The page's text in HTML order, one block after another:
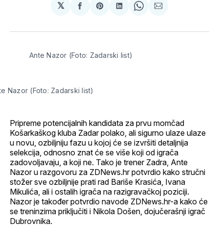
𝕏
podijeliSharepodijeliSharepodijeli
Ante Nazor (Foto: Zadarski list)
Nazor (Foto: Zadarski list)
Pripreme potencijalnih kandidata za prvu momčad
Košarkaškog kluba Zadar polako, ali sigurno ulaze ulaze
u novu, ozbiljniju fazu u kojoj će se izvršiti detaljnija
selekcija, odnosno znat će se više koji od igrača
zadovoljavaju, a koji ne. Tako je trener Zadra, Ante
Nazor u razgovoru za ZDNews.hr potvrdio kako stručni
stožer sve ozbiljnije prati rad Bariše Krasića, Ivana
Mikulića, ali i ostalih igrača na razigravačkoj poziciji.
Nazor je također potvrdio navode ZDNews.hr-a kako će
se treninzima priključiti i Nikola Došen, dojučerašnji igrač
Dubrovnika.